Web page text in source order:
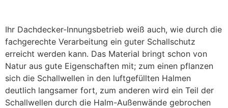
Ihr Dachdecker-Innungsbetrieb weiß auch, wie durch die
fachgerechte Verarbeitung ein guter Schallschutz
erreicht werden kann. Das Material bringt schon von
Natur aus gute Eigenschaften mit; zum einen pflanzen
sich die Schallwellen in den luftgefüllten Halmen
deutlich langsamer fort, zum anderen wird ein Teil der
Schallwellen durch die Halm-Außenwände gebrochen